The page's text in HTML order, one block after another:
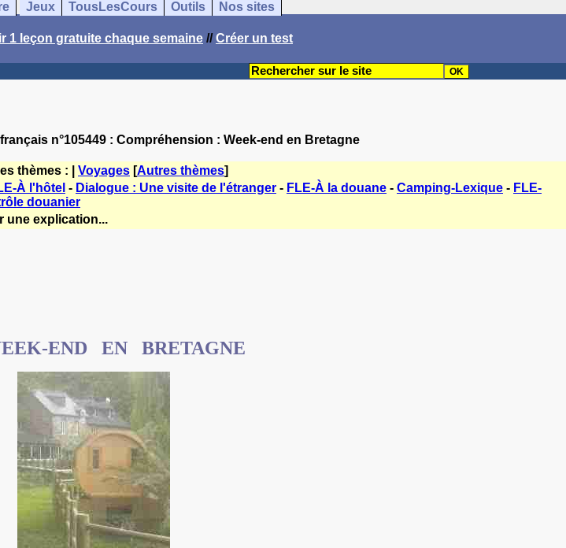
Jeux TousLesCours Outils Nos sites
1 leçon gratuite chaque semaine //Créer un test
n°105449 : Compréhension : Week-end en Bretagne
thèmes : | Voyages [Autres thèmes]
À l'hôtel - Dialogue : Une visite de l'étranger - FLE-À la douane - Camping-Lexique - FLE-
douanier
une explication...
END EN BRETAGNE